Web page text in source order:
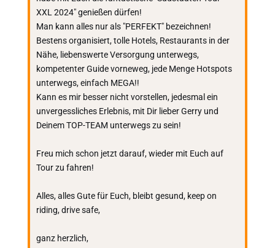
XXL 2024" genießen dürfen!
Man kann alles nur als "PERFEKT" bezeichnen!
Bestens organisiert, tolle Hotels, Restaurants in der
Nähe, liebenswerte Versorgung unterwegs,
kompetenter Guide vorneweg, jede Menge Hotspots
unterwegs, einfach MEGA!!
Kann es mir besser nicht vorstellen, jedesmal ein
unvergessliches Erlebnis, mit Dir lieber Gerry und
Deinem TOP-TEAM unterwegs zu sein!
Freu mich schon jetzt darauf, wieder mit Euch auf
Tour zu fahren!
Alles, alles Gute für Euch, bleibt gesund, keep on
riding, drive safe,
ganz herzlich,